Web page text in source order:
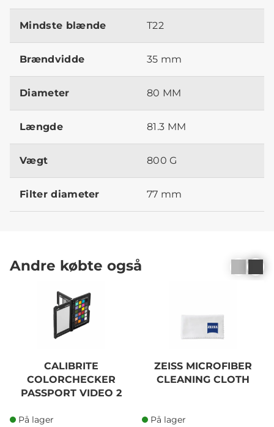
Mindste blænde T22
Brændvidde 35 mm
Diameter 80 MM
Længde 81.3 MM
Vægt 800 G
Filter diameter 77 mm
Andre købte også
CALIBRITE
COLORCHECKER
PASSPORT VIDEO 2
På lager
ZEISS MICROFIBER
CLEANING CLOTH
På lager